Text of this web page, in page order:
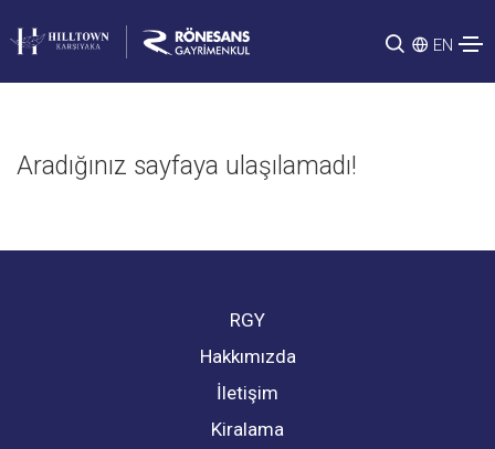
EN
Aradığınız sayfaya ulaşılamadı!
RGY
Hakkımızda
İletişim
Kiralama